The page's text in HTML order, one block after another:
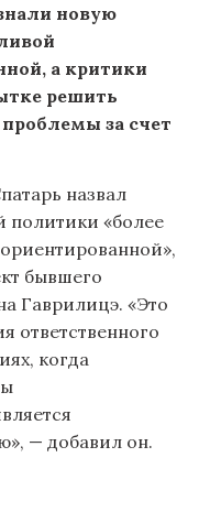
новую
а критики
решить
за счет
назвал
политики «более
бывшего
Гаврилицэ. «Это
ответственного
когда
— добавил он.